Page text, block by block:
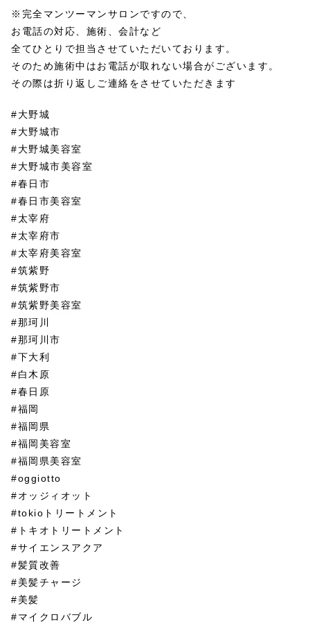
※完全マンツーマンサロンですので、
お電話の対応、施術、会計など
全てひとりで担当させていただいております。
そのため施術中はお電話が取れない場合がございます。
その際は折り返しご連絡をさせていただきます
#大野城
#大野城市
#大野城美容室
#大野城市美容室
#春日市
#春日市美容室
#太宰府
#太宰府市
#太宰府美容室
#筑紫野
#筑紫野市
#筑紫野美容室
#那珂川
#那珂川市
#下大利
#白木原
#春日原
#福岡
#福岡県
#福岡美容室
#福岡県美容室
#oggiotto
#オッジィオット
#tokioトリートメント
#トキオトリートメント
#サイエンスアクア
#髪質改善
#美髪チャージ
#美髪
#マイクロバブル